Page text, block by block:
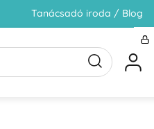
Tanácsadó iroda / Blog